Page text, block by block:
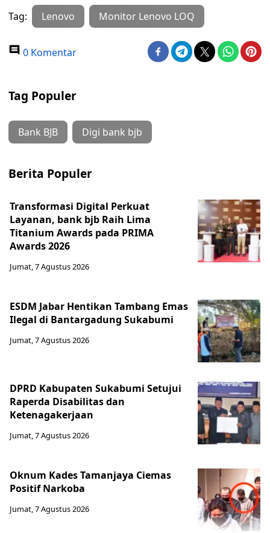
Tag: Lenovo Monitor Lenovo LOQ
0 Komentar
Tag Populer
Bank BJB Digi bank bjb
Berita Populer
Transformasi Digital Perkuat
Layanan, bank bjb Raih Lima
Titanium Awards pada PRIMA
Awards 2026
Jumat, 7 Agustus 2026
ESDM Jabar Hentikan Tambang Emas
Ilegal di Bantargadung Sukabumi
Jumat, 7 Agustus 2026
DPRD Kabupaten Sukabumi Setujui
Raperda Disabilitas dan
Ketenagakerjaan
Jumat, 7 Agustus 2026
Oknum Kades Tamanjaya Ciemas
Positif Narkoba
Jumat, 7 Agustus 2026